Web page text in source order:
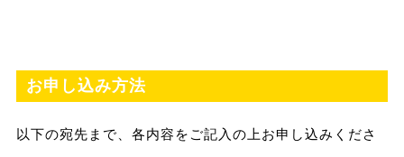
お申し込み方法
以下の宛先まで、各内容をご記入の上お申し込みくださ